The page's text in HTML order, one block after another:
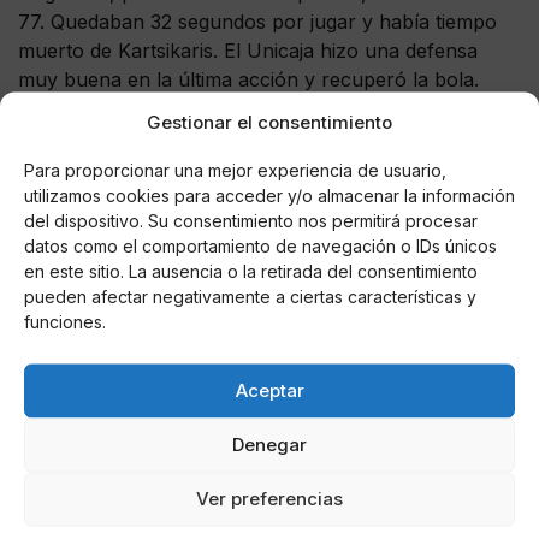
Gestionar el consentimiento
Para proporcionar una mejor experiencia de usuario,
utilizamos cookies para acceder y/o almacenar la información
del dispositivo. Su consentimiento nos permitirá procesar
datos como el comportamiento de navegación o IDs únicos
en este sitio. La ausencia o la retirada del consentimiento
pueden afectar negativamente a ciertas características y
funciones.
Aceptar
Denegar
Ver preferencias
77. Quedaban 32 segundos por jugar y había tiempo
muerto de Kartsikaris. El Unicaja hizo una defensa
muy buena en la última acción y recuperó la bola.
encontró abierto a Suárez abierto. El capitán lanzó de
3 pero no tuvo la suerte de cara. En el rebote
Waczynski hizo falta y Abromaitis cerró el marcador
desde el tiro libre. 81 a 77 para Iberostar Tenerife en
un partido que pudo caer hacia el lado malagueño en
la última jugada.
Vicente LR